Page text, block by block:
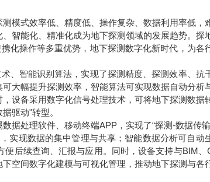
模式效率低、精度低、操作复杂、数据利用率低，
智能化、精准化成为地下探测领域的发展趋势。探
化操作等多重优势，地下探测数字化新时代，为各
、智能识别算法，实现了探测精度、探测效率、抗
大幅提升探测效率，智能算法可实现数据自动分析
设备采用数字化信号处理技术，可将地下探测数据
驱动"转型。
据处理软件、移动终端APP，实现了“探测-数据传
实现数据的集中管理与共享；智能数据分析可自动
后续查询、汇报与应用。同时，设备支持与BIM、
空间数字化建模与可视化管理，推动地下探测与各